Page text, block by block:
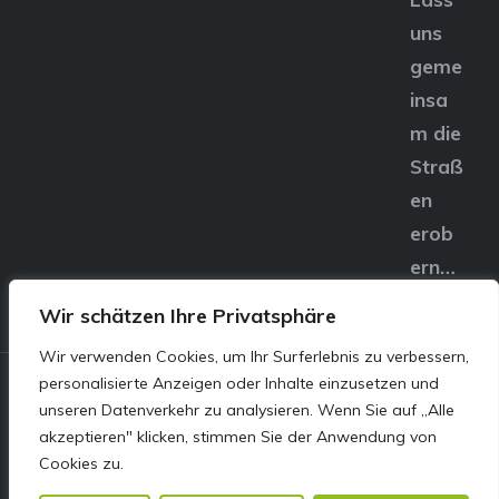
Wir schätzen Ihre Privatsphäre
Wir verwenden Cookies, um Ihr Surferlebnis zu verbessern,
personalisierte Anzeigen oder Inhalte einzusetzen und
unseren Datenverkehr zu analysieren. Wenn Sie auf „Alle
akzeptieren" klicken, stimmen Sie der Anwendung von
Cookies zu.
uns
geme
insa
m die
Straß
en
erob
ern…
© E&S Motors GmbH,
Linzer Straße 83 4240
Freistadt